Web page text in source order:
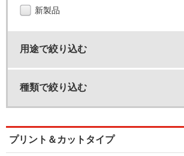
新製品
用途で絞り込む
種類で絞り込む
プリント＆カットタイプ